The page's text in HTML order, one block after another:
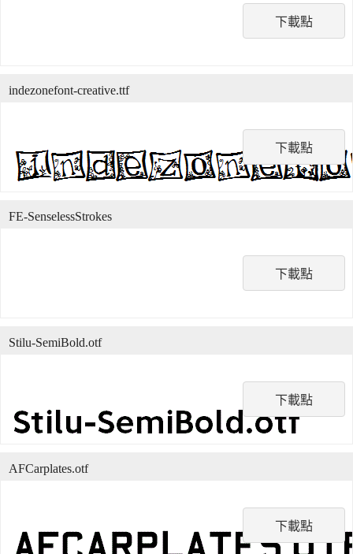
下載點
下載點
indezonefont-creative.ttf
下載點
FE-SenselessStrokes
下載點
Stilu-SemiBold.otf
下載點
AFCarplates.otf